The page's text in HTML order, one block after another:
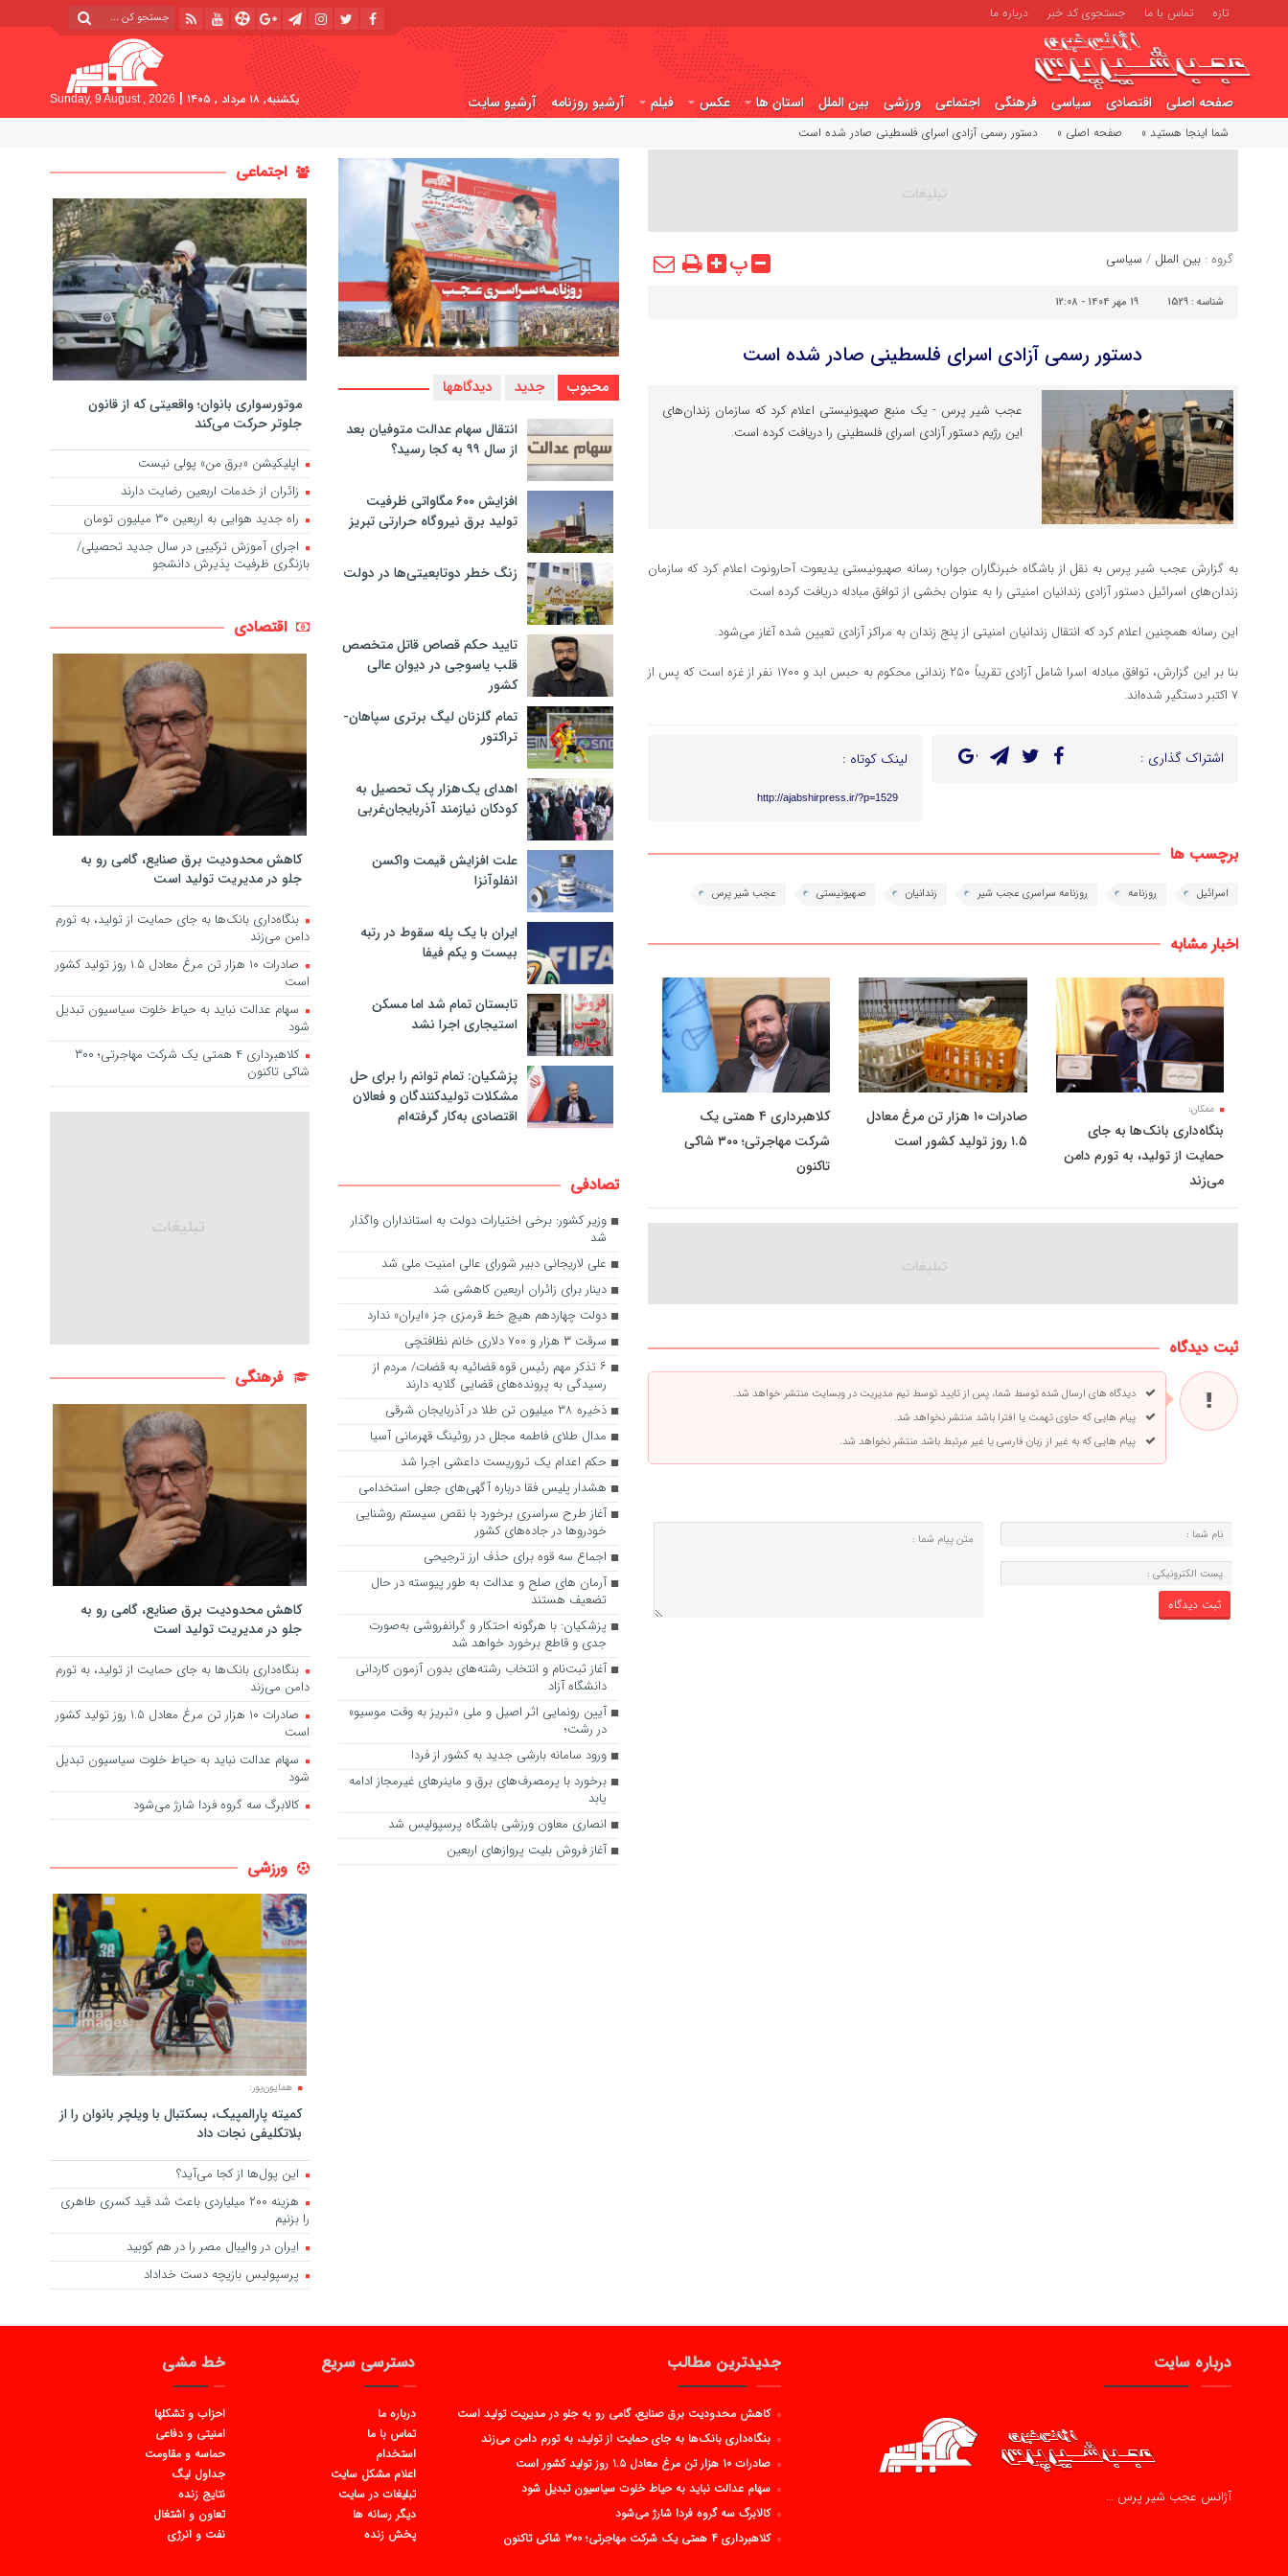
تازه تماس با ما جستجوی کد خبر درباره ما
صفحه اصلی اقتصادی سیاسی فرهنگی اجتماعی ورزشی بین الملل استان ها عکس فیلم آرشیو روزنامه آرشیو سایت یکشنبه, ۱۸ مرداد , ۱۴۰۵ |
Sunday, 9 August , 2026
شما اینجا هستید » صفحه اصلی » دستور رسمی آزادی اسرای فلسطینی صادر شده است
گروه : بین الملل / سیاسی پ
شناسه : 1529 19 مهر 1404 - 12:08
دستور رسمی آزادی اسرای فلسطینی صادر شده است
عجب شیر پرس - یک منبع صهیونیستی اعلام کرد که سازمان زندان‌های
این رژیم دستور آزادی اسرای فلسطینی را دریافت کرده است.
به گزارش عجب شیر پرس به نقل از باشگاه خبرنگاران جوان؛ رسانه صهیونیستی یدیعوت آحارونوت اعلام کرد که سازمان
زندان‌های اسرائیل دستور آزادی زندانیان امنیتی را به عنوان بخشی از توافق مبادله دریافت کرده است.
این رسانه همچنین اعلام کرد که انتقال زندانیان امنیتی از پنج زندان به مراکز آزادی تعیین شده آغاز می‌شود.
بنا بر این گزارش، توافق مبادله اسرا شامل آزادی تقریباً ۲۵۰ زندانی محکوم به حبس ابد و ۱۷۰۰ نفر از غزه است که پس از
۷ اکتبر دستگیر شده‌اند.
اشتراک گذاری : لینک کوتاه :
http://ajabshirpress.ir/?p=1529
برچسب ها
اسرائیل روزنامه روزنامه سراسری عجب شیر زندانیان صهیونیستی عجب شیر پرس
اخبار مشابه
ممکان:
بنگاه‌داری بانک‌ها به جای
حمایت از تولید، به تورم دامن
می‌زند
صادرات ۱۰ هزار تن مرغ معادل
۱.۵ روز تولید کشور است
کلاهبرداری ۴ همتی یک
شرکت مهاجرتی؛ ۳۰۰ شاکی
تاکنون
ثبت دیدگاه
دیدگاه های ارسال شده توسط شما، پس از تایید توسط تیم مدیریت در وبسایت منتشر خواهد شد.
پیام هایی که حاوی تهمت یا افترا باشد منتشر نخواهد شد.
پیام هایی که به غیر از زبان فارسی یا غیر مرتبط باشد منتشر نخواهد شد.
محبوب جدید دیدگاهها
انتقال سهام عدالت متوفیان بعد
از سال ۹۹ به کجا رسید؟
افزایش ۶۰۰ مگاواتی ظرفیت
تولید برق نیروگاه حرارتی تبریز
زنگ خطر دوتابعیتی‌ها در دولت
تایید حکم قصاص قاتل متخصص
قلب یاسوجی در دیوان عالی
کشور
تمام گلزنان لیگ‌ برتری سپاهان-
تراکتور
اهدای یک‌هزار پک تحصیل به
کودکان نیازمند آذربایجان‌غربی
علت افزایش قیمت واکسن
انفلوآنزا
ایران با یک پله سقوط در رتبه
بیست و یکم فیفا
تابستان تمام شد اما مسکن
استیجاری اجرا نشد
پزشکیان: تمام توانم را برای حل
مشکلات تولیدکنندگان و فعالان
اقتصادی به‌کار گرفته‌ام
تصادفی
وزیر کشور: برخی اختیارات دولت به استانداران واگذار
شد
علی لاریجانی دبیر شورای عالی امنیت ملی شد
دینار برای زائران اربعین کاهشی شد
دولت چهاردهم هیچ خط قرمزی جز «ایران» ندارد
سرقت ۳ هزار و ۷۰۰ دلاری خانم نظافتچی
۶ تذکر مهم رئیس قوه قضائیه به قضات/ مردم از
رسیدگی به پرونده‌های قضایی گلایه‌ دارند‌
ذخیره ۳۸ میلیون تن طلا در آذربایجان شرقی
مدال طلای فاطمه مجلل در روئینگ قهرمانی آسیا
حکم اعدام یک تروریست داعشی اجرا شد
هشدار پلیس فقا درباره آگهی‌های جعلی استخدامی
آغاز طرح سراسری برخورد با نقص سیستم روشنایی
خودروها در جاده‌های کشور
اجماع سه قوه برای حذف ارز ترجیحی
آرمان های صلح و عدالت به طور پیوسته در حال
تضعیف هستند
پزشکیان: با هرگونه احتکار و گرانفروشی به‌صورت
جدی و قاطع برخورد خواهد شد
آغاز ثبت‌نام و انتخاب رشته‌های بدون آزمون کاردانی
دانشگاه آزاد
آیین رونمایی اثر اصیل و ملی «تبریز به وقت موسیو»
در رشت؛
ورود سامانه بارشی جدید به کشور از فردا
برخورد با پرمصرف‌های برق و ماینرهای غیرمجاز ادامه
یابد
انصاری معاون ورزشی باشگاه پرسپولیس شد
آغاز فروش بلیت پروازهای اربعین
اجتماعی
موتورسواری بانوان؛ واقعیتی که از قانون
جلوتر حرکت می‌کند
اپلیکیشن «برق من» پولی نیست
زائران از خدمات اربعین رضایت دارند
راه جدید هوایی به اربعین ۳۰ میلیون تومان
اجرای آموزش ترکیبی در سال جدید تحصیلی/
بازنگری ظرفیت پذیرش دانشجو
اقتصادی
کاهش محدودیت برق صنایع، گامی رو به
جلو در مدیریت تولید است
بنگاه‌داری بانک‌ها به جای حمایت از تولید، به تورم
دامن می‌زند
صادرات ۱۰ هزار تن مرغ معادل ۱.۵ روز تولید کشور
است
سهام عدالت نباید به حیاط خلوت سیاسیون تبدیل
شود
کلاهبرداری ۴ همتی یک شرکت مهاجرتی؛ ۳۰۰
شاکی تاکنون
فرهنگی
کاهش محدودیت برق صنایع، گامی رو به
جلو در مدیریت تولید است
بنگاه‌داری بانک‌ها به جای حمایت از تولید، به تورم
دامن می‌زند
صادرات ۱۰ هزار تن مرغ معادل ۱.۵ روز تولید کشور
است
سهام عدالت نباید به حیاط خلوت سیاسیون تبدیل
شود
کالابرگ سه گروه فردا شارژ می‌شود
ورزشی
همایون‌پور:
کمیته پارالمپیک، بسکتبال با ویلچر بانوان را از
بلاتکلیفی نجات داد
این پول‌ها از کجا می‌آید؟
هزینه ۲۰۰ میلیاردی باعث شد قید کسری طاهری
را بزنیم
ایران در والیبال مصر را در هم کوبید
پرسپولیس بازیچه دست خداداد
درباره سایت
آژانس عجب شیر پرس …
جدیدترین مطالب
کاهش محدودیت برق صنایع، گامی رو به جلو در مدیریت تولید است
بنگاه‌داری بانک‌ها به جای حمایت از تولید، به تورم دامن می‌زند
صادرات ۱۰ هزار تن مرغ معادل ۱.۵ روز تولید کشور است
سهام عدالت نباید به حیاط خلوت سیاسیون تبدیل شود
کالابرگ سه گروه فردا شارژ می‌شود
کلاهبرداری ۴ همتی یک شرکت مهاجرتی؛ ۳۰۰ شاکی تاکنون
دسترسی سریع
درباره ما
تماس با ما
استخدام
اعلام مشکل سایت
تبلیغات در سایت
دیگر رسانه ها
پخش زنده
خط مشی
احزاب و تشکلها
امنیتی و دفاعی
حماسه و مقاومت
جداول لیگ
نتایج زنده
تعاون و اشتغال
نفت و انرژی